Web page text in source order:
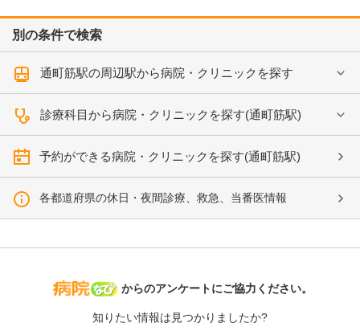
別の条件で検索
通町筋駅の周辺駅から病院・クリニックを探す
診療科目から病院・クリニックを探す(通町筋駅)
予約ができる病院・クリニックを探す(通町筋駅)
各都道府県の休日・夜間診療、救急、当番医情報
病院なび
からのアンケートにご協力ください。
知りたい情報は見つかりましたか?